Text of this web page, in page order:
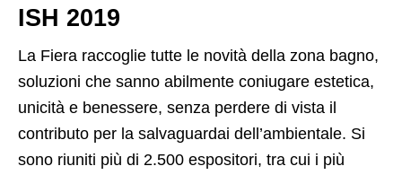
ISH 2019
La Fiera raccoglie tutte le novità della zona bagno,
soluzioni che sanno abilmente coniugare estetica,
unicità e benessere, senza perdere di vista il
contributo per la salvaguardai dell’ambientale. Si
sono riuniti più di 2.500 espositori, tra cui i più